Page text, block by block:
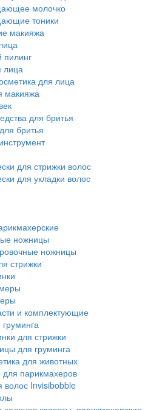
молочко
тоники
макияжа
пилинг
лица
для лица
макияжа
для бритья
бритья
для стрижки волос
для укладки волос
ножницы
ножницы
стрижки
и комплектующие
для стрижки
для груминга
для животных
для парикмахеров
волос Invisibobble